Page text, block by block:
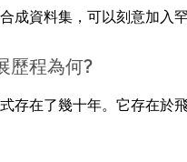
成資料集，可以刻意加入
歷程為何?
存在了幾十年。它存在於